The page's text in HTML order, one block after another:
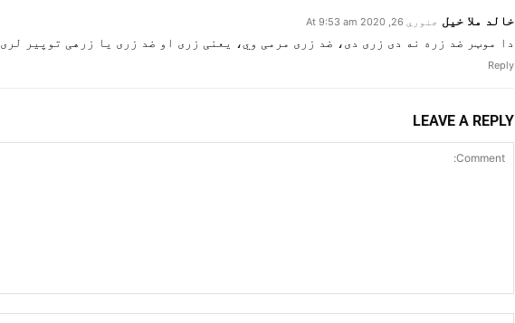
خالد ملا خیل جنوري 26, 2020 At 9:53 am
دا موټر ضد زره نه دی زری دی، ضد زری مرمی وي، یعنی زری او ضد زری یا زرهی توپیر لری
Reply
LEAVE A REPLY